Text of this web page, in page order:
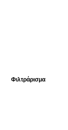
Φιλτράρισμα